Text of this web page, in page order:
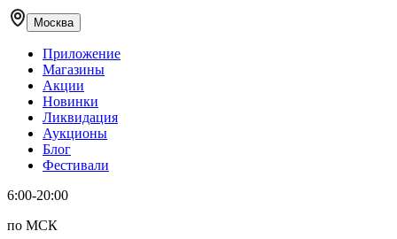
Москва
Приложение
Магазины
Акции
Новинки
Ликвидация
Аукционы
Блог
Фестивали
6:00-20:00
по МСК